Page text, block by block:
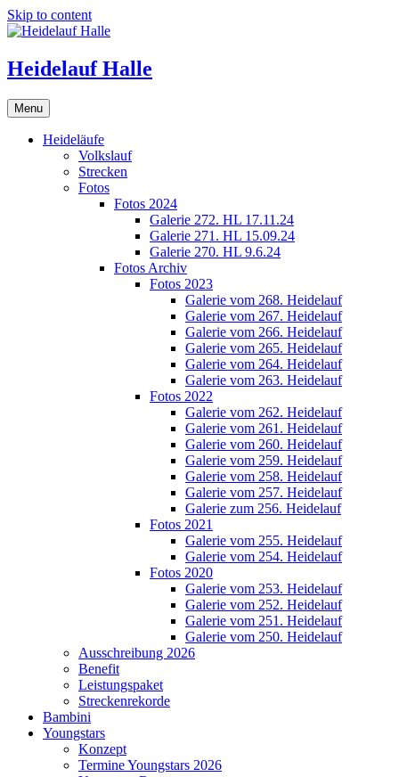
Skip to content
Heidelauf Halle
Menu
Heideläufe
Volkslauf
Strecken
Fotos
Fotos 2024
Galerie 272. HL 17.11.24
Galerie 271. HL 15.09.24
Galerie 270. HL 9.6.24
Fotos Archiv
Fotos 2023
Galerie vom 268. Heidelauf
Galerie vom 267. Heidelauf
Galerie vom 266. Heidelauf
Galerie vom 265. Heidelauf
Galerie vom 264. Heidelauf
Galerie vom 263. Heidelauf
Fotos 2022
Galerie vom 262. Heidelauf
Galerie vom 261. Heidelauf
Galerie vom 260. Heidelauf
Galerie vom 259. Heidelauf
Galerie vom 258. Heidelauf
Galerie vom 257. Heidelauf
Galerie zum 256. Heidelauf
Fotos 2021
Galerie vom 255. Heidelauf
Galerie vom 254. Heidelauf
Fotos 2020
Galerie vom 253. Heidelauf
Galerie vom 252. Heidelauf
Galerie vom 251. Heidelauf
Galerie vom 250. Heidelauf
Ausschreibung 2026
Benefit
Leistungspaket
Streckenrekorde
Bambini
Youngstars
Konzept
Termine Youngstars 2026